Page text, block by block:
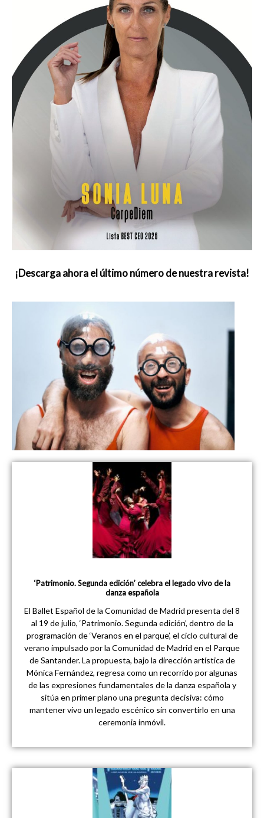
¡Descarga ahora el último número de nuestra revista!
‘Patrimonio. Segunda edición’ celebra el legado vivo de la
danza española
El Ballet Español de la Comunidad de Madrid presenta del 8
al 19 de julio, ‘Patrimonio. Segunda edición’, dentro de la
programación de ‘Veranos en el parque’, el ciclo cultural de
verano impulsado por la Comunidad de Madrid en el Parque
de Santander. La propuesta, bajo la dirección artística de
Mónica Fernández, regresa como un recorrido por algunas
de las expresiones fundamentales de la danza española y
sitúa en primer plano una pregunta decisiva: cómo
mantener vivo un legado escénico sin convertirlo en una
ceremonia inmóvil.